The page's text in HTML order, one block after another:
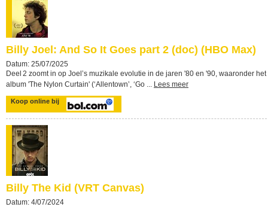
Billy Joel: And So It Goes part 2 (doc) (HBO Max)
Datum: 25/07/2025
Deel 2 zoomt in op Joel’s muzikale evolutie in de jaren '80 en '90, waaronder het
album 'The Nylon Curtain' (‘Allentown’, ‘Go ... Lees meer
Koop online bij
Billy The Kid (VRT Canvas)
Datum: 4/07/2024